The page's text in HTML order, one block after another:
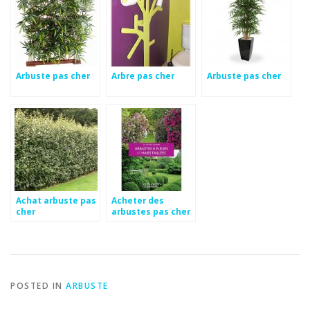
Arbuste pas cher Arbre pas cher Arbuste pas cher
Achat arbuste pas
cher
Acheter des
arbustes pas cher
POSTED IN ARBUSTE